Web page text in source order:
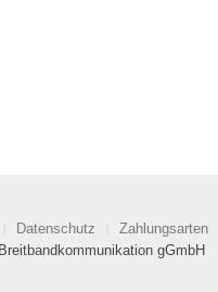
Datenschutz
Zahlungsarten
gGmbH